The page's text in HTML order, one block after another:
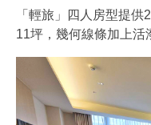
「輕旅」四人房型提
11坪，幾何線條加上活